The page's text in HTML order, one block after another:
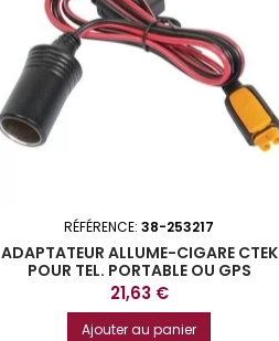
RÉFÉRENCE:38-253217
ADAPTATEUR ALLUME-CIGARE CTEK
POUR TEL. PORTABLE OU GPS
Prix
21,63 €
Ajouter au panier